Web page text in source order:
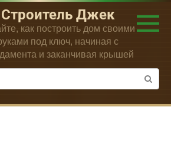
Строитель Джек
как построить дом своими
под ключ, начиная с
и заканчивая крышей